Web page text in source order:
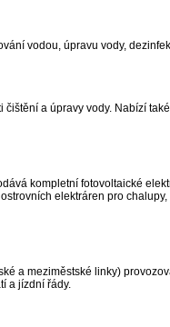
vodou, úpravu vody,
a úpravy vody. Nabízí
kompletní fotovoltaické
elektráren pro
a meziměstské linky)
a jízdní řády.